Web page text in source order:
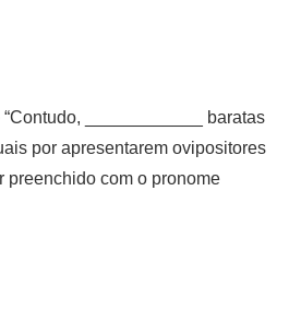
“Contudo, ____________ baratas
por apresentarem ovipositores
preenchido com o pronome